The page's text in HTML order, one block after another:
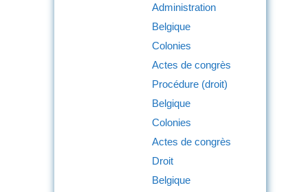
Administration
Belgique
Colonies
Actes de congrès
Procédure (droit)
Belgique
Colonies
Actes de congrès
Droit
Belgique